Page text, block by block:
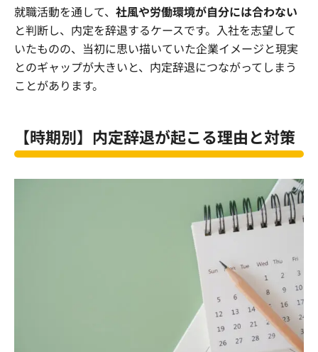
就職活動を通して、 社風や労働環境が自分には合わない
と判断し、内定を辞退するケースです。入社を志望して
いたものの、当初に思い描いていた企業イメージと現実
とのギャップが大きいと、内定辞退につながってしまう
ことがあります。
【時期別】内定辞退が起こる理由と対策